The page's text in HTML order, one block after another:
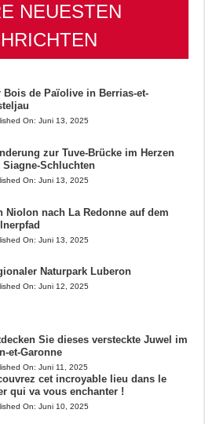
NEUESTEN
Bois de Païolive in Berrias-et-
On: Juni 13, 2025
zur Tuve-Brücke im Herzen
Siagne-Schluchten
On: Juni 13, 2025
Niolon nach La Redonne auf dem
On: Juni 13, 2025
Naturpark Luberon
On: Juni 12, 2025
Sie dieses versteckte Juwel im
et-Garonne
On: Juni 11, 2025
cet incroyable lieu dans le
qui va vous enchanter !
On: Juni 10, 2025